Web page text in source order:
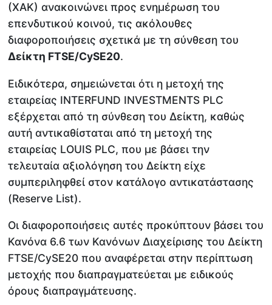
(ΧΑΚ) ανακοινώνει προς ενημέρωση του
επενδυτικού κοινού, τις ακόλουθες
διαφοροποιήσεις σχετικά με τη σύνθεση του
Δείκτη FTSE/CySE20.
Ειδικότερα, σημειώνεται ότι η μετοχή της
εταιρείας INTERFUND INVESTMENTS PLC
εξέρχεται από τη σύνθεση του Δείκτη, καθώς
αυτή αντικαθίσταται από τη μετοχή της
εταιρείας LOUIS PLC, που με βάσει την
τελευταία αξιολόγηση του Δείκτη είχε
συμπεριληφθεί στον κατάλογο αντικατάστασης
(Reserve List).
Οι διαφοροποιήσεις αυτές προκύπτουν βάσει του
Κανόνα 6.6 των Κανόνων Διαχείρισης του Δείκτη
FTSE/CySE20 που αναφέρεται στην περίπτωση
μετοχής που διαπραγματεύεται με ειδικούς
όρους διαπραγμάτευσης.